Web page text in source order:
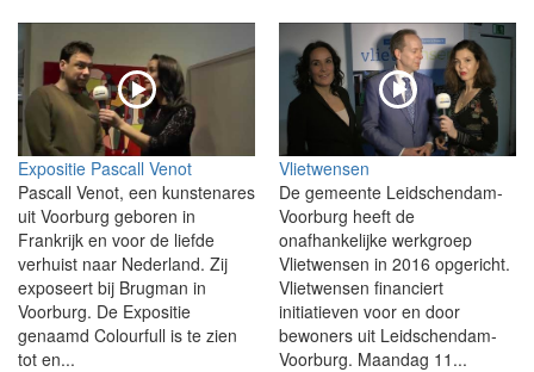
Expositie Pascall Venot
Pascall Venot, een kunstenares
uit Voorburg geboren in
Frankrijk en voor de liefde
verhuist naar Nederland. Zij
exposeert bij Brugman in
Voorburg. De Expositie
genaamd Colourfull is te zien
tot en...
Vlietwensen
De gemeente Leidschendam-
Voorburg heeft de
onafhankelijke werkgroep
Vlietwensen in 2016 opgericht.
Vlietwensen financiert
initiatieven voor en door
bewoners uit Leidschendam-
Voorburg. Maandag 11...